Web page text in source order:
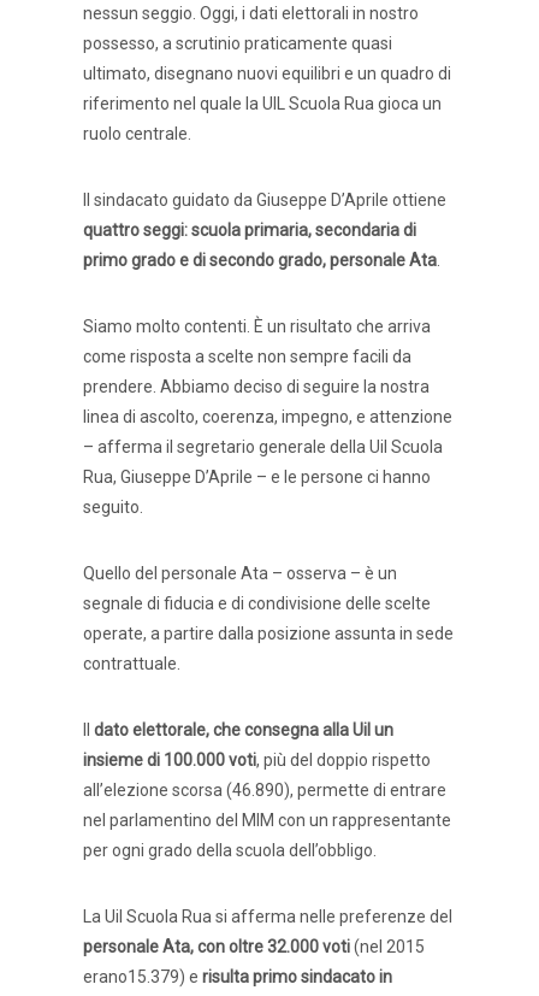
nessun seggio. Oggi, i dati elettorali in nostro
possesso, a scrutinio praticamente quasi
ultimato, disegnano nuovi equilibri e un quadro di
riferimento nel quale la UIL Scuola Rua gioca un
ruolo centrale.
Il sindacato guidato da Giuseppe D’Aprile ottiene
quattro seggi: scuola primaria, secondaria di
primo grado e di secondo grado, personale Ata
Siamo molto contenti. È un risultato che arriva
come risposta a scelte non sempre facili da
prendere. Abbiamo deciso di seguire la nostra
linea di ascolto, coerenza, impegno, e attenzione
– afferma il segretario generale della Uil Scuola
Rua, Giuseppe D’Aprile – e le persone ci hanno
seguito.
Quello del personale Ata – osserva – è un
segnale di fiducia e di condivisione delle scelte
operate, a partire dalla posizione assunta in sede
contrattuale.
dato elettorale, che consegna alla Uil un
insieme di 100.000 voti, più del doppio rispetto
all’elezione scorsa (46.890), permette di entrare
nel parlamentino del MIM con un rappresentante
per ogni grado della scuola dell’obbligo.
La Uil Scuola Rua si afferma nelle preferenze del
personale Ata, con oltre 32.000 voti(nel 2015
erano15.379) e risulta primo sindacato in